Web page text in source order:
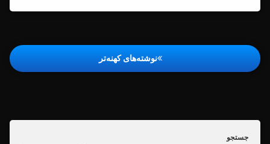
راهبری
نوشته‌ها
نوشته‌های کهنه‌تر
جستجو